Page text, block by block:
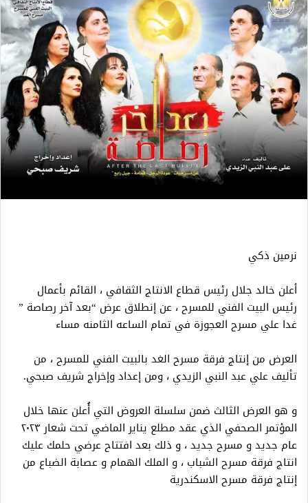
نرمين ذكي
أعلن خالد جلال رئيس قطاع الانتاج الثقافي ، القائم بأعمال
رئيس البيت الفني للمسرح ، عن إنطلاق عرض “بعد آخر رصاصة ”
غدا علي مسرح العجوزة في تمام الساعه الثامنه مساء
العرض من إنتاج فرقة مسرح الغد بالبيت الفني للمسرح ، من
تأليف علي عبد النبي الزيدي ، ومن إعداد وإخراج شريف صبحي.
و هو العرض الثالث ضمن سلسلة العروض التي أُعلن عنها خلال
المؤتمر الصحفي الذي عقد مطلع يناير الماضي تحت شعار ٢٠٢٣
عام جديد و مسرح جديد ، و ذلك بعد افتتاح عرضي حلمك عليك
انتاج فرقة مسرح الشباب ، و الملك الهمام و عصابة الضباع من
إنتاج فرقة مسرح الاسكندرية